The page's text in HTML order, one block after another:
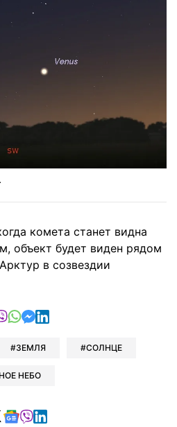
комета станет видна
объект будет виден рядом
в созвездии
в Telegram
в Facebook
в X
отправить в Viber
отправить в Whatsapp
отправить в Messenger
отправить в LinkedIn
ЗЕМЛЯ СОЛНЦЕ
НЕБО
в Telegram
в Facebook
Читайте в X
Читайте в Google news
Читайте в Viber
Читайте в LinkedIn